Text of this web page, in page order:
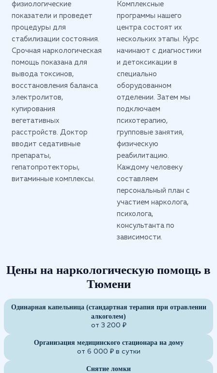
физиологические
показатели и проведет
процедуры для
стабилизации состояния.
Срочная наркологическая
помощь показана для
вывода токсинов,
восстановления баланса
электролитов,
купирования
вегетативных
расстройств. Доктор
вводит седативные
препараты,
гепатопротекторы,
витаминные комплексы.
Комплексные
программы нашего
центра состоят их
нескольких этапы. Курс
начинают с диагностики
и детоксикации в
специально
оборудованном
отделении. Затем мы
подключаем
психотерапию,
групповые занятия,
физическую
реабилитацию.
Каждому человеку
составляем
персональный план с
участием нарколога,
психолога,
консультанта по
зависимости.
Цены на наркологическую помощь в
Тюмени
Одинарная капельница (стандартная терапия при отравлении
алкоголем)
от 3 200 ₽
Организация медицинского стационара на дому
от 6 000 ₽ в сутки
Снятие ломки